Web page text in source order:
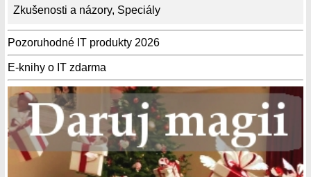
Zkušenosti a názory, Speciály
Pozoruhodné IT produkty 2026
E-knihy o IT zdarma